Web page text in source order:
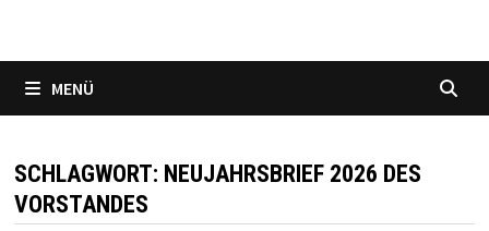
MENÜ
SCHLAGWORT: NEUJAHRSBRIEF 2026 DES
VORSTANDES